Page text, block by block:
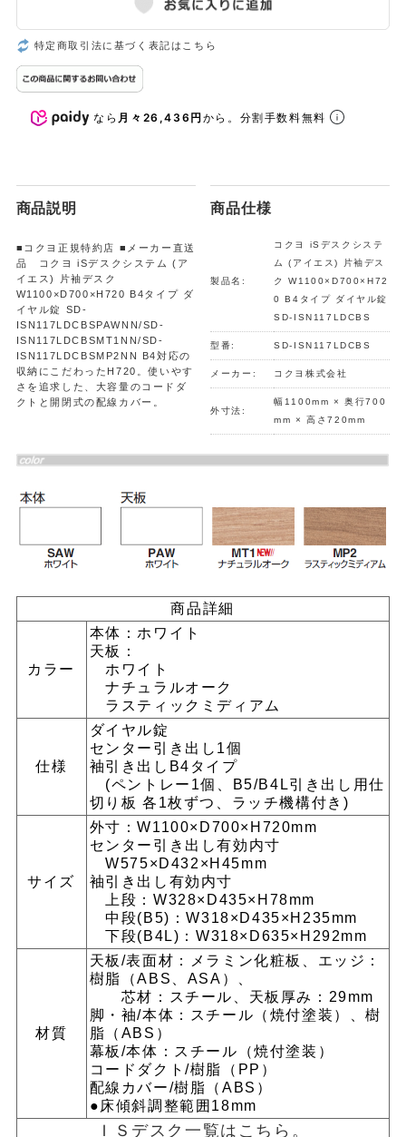
特定商取引法に基づく表記はこちら
なら 月々26,436円から。分割手数料無料
商品説明
■コクヨ正規特約店 ■メーカー直送
品 コクヨ iSデスクシステム (ア
イエス) 片袖デスク
W1100×D700×H720 B4タイプ ダ
イヤル錠 SD-
ISN117LDCBSPAWNN/SD-
ISN117LDCBSMT1NN/SD-
ISN117LDCBSMP2NN B4対応の
収納にこだわったH720。使いやす
さを追求した、大容量のコードダ
クトと開閉式の配線カバー。
商品仕様
製品名:
コクヨ iSデスクシステ
ム (アイエス) 片袖デス
ク W1100×D700×H72
0 B4タイプ ダイヤル錠
SD-ISN117LDCBS
型番: SD-ISN117LDCBS
メーカー: コクヨ株式会社
外寸法:
幅1100mm × 奥行700
mm × 高さ720mm
商品詳細
カラー
本体：ホワイト
天板：
ホワイト
ナチュラルオーク
ラスティックミディアム
仕様
ダイヤル錠
センター引き出し1個
袖引き出しB4タイプ
(ペントレー1個、B5/B4L引き出し用仕
切り板 各1枚ずつ、ラッチ機構付き)
サイズ
外寸：W1100×D700×H720mm
センター引き出し有効内寸
W575×D432×H45mm
袖引き出し有効内寸
上段：W328×D435×H78mm
中段(B5)：W318×D435×H235mm
下段(B4L)：W318×D635×H292mm
材質
天板/表面材：メラミン化粧板、エッジ：
樹脂（ABS、ASA）、
芯材：スチール、天板厚み：29mm
脚・袖/本体：スチール（焼付塗装）、樹
脂（ABS）
幕板/本体：スチール（焼付塗装）
コードダクト/樹脂（PP）
配線カバー/樹脂（ABS）
●床傾斜調整範囲18mm
ＩＳデスク一覧はこちら。